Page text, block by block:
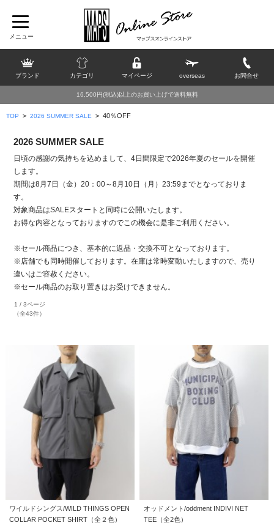
ブランド カテゴリ マイページ overseas お問合せ
16,500円(税込)以上のお買い上げで送料無料
TOP > 2026 SUMMER SALE > 40％OFF
2026 SUMMER SALE
日頃の感謝の気持ちを込めまして、4日間限定で2026年夏のセールを開催
します。
期間は8月7日（金）20：00～8月10日（月）23:59までとなっておりま
す。
対象商品はSALEスタートと同時に公開いたします。
お得な内容となっておりますのでこの機会に是非ご利用ください。
※セール商品につき、基本的に返品・交換不可となっております。
※店舗でも同時開催しております。在庫は常時変動いたしますので、売り
違いはご容赦ください。
※セール商品のお取り置きはお受けできません。
1 / 3ページ
（全43件）
ワイルドシングス/WILD THINGS OPEN
COLLAR POCKET SHIRT（全２色）
オッドメント/oddment INDIVI NET
TEE（全2色）